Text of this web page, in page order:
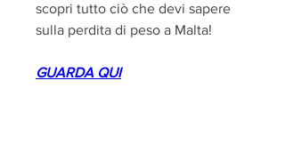
scopri tutto ciò che devi sapere
sulla perdita di peso a Malta!
GUARDA QUI